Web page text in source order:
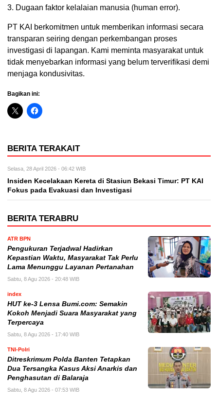
3. Dugaan faktor kelalaian manusia (human error).
PT KAI berkomitmen untuk memberikan informasi secara
transparan seiring dengan perkembangan proses
investigasi di lapangan. Kami meminta masyarakat untuk
tidak menyebarkan informasi yang belum terverifikasi demi
menjaga kondusivitas.
Bagikan ini:
BERITA TERAKAIT
Selasa, 28 April 2026 - 06:42 WIB
Insiden Kecelakaan Kereta di Stasiun Bekasi Timur: PT KAI
Fokus pada Evakuasi dan Investigasi
BERITA TERABRU
ATR BPN
Pengukuran Terjadwal Hadirkan
Kepastian Waktu, Masyarakat Tak Perlu
Lama Menunggu Layanan Pertanahan
Sabtu, 8 Agu 2026 - 20:48 WIB
index
HUT ke-3 Lensa Bumi.com: Semakin
Kokoh Menjadi Suara Masyarakat yang
Terpercaya
Sabtu, 8 Agu 2026 - 17:40 WIB
TNI-Polri
Ditreskrimum Polda Banten Tetapkan
Dua Tersangka Kasus Aksi Anarkis dan
Penghasutan di Balaraja
Sabtu, 8 Agu 2026 - 07:53 WIB